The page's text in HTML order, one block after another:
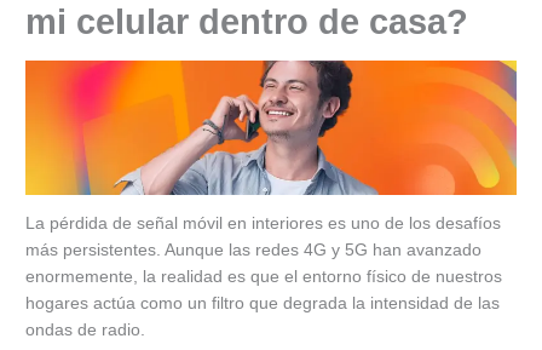
mi celular dentro de casa?
La pérdida de señal móvil en interiores es uno de los desafíos
más persistentes. Aunque las redes 4G y 5G han avanzado
enormemente, la realidad es que el entorno físico de nuestros
hogares actúa como un filtro que degrada la intensidad de las
ondas de radio.